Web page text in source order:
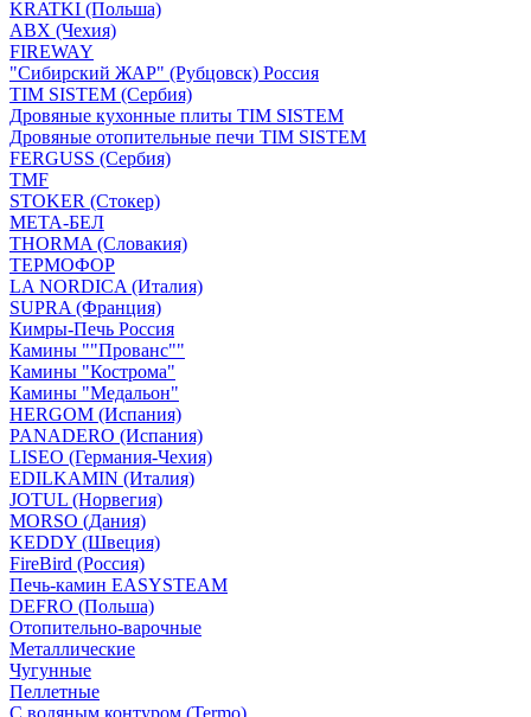
KRATKI (Польша)
ABX (Чехия)
FIREWAY
"Сибирский ЖАР" (Рубцовск) Россия
TIM SISTEM (Сербия)
Дровяные кухонные плиты TIM SISTEM
Дровяные отопительные печи TIM SISTEM
FERGUSS (Сербия)
TMF
STOKER (Стокер)
МЕТА-БЕЛ
THORMA (Словакия)
ТЕРМОФОР
LA NORDICA (Италия)
SUPRA (Франция)
Кимры-Печь Россия
Камины ""Прованс""
Камины "Кострома"
Камины "Медальон"
HERGOM (Испания)
PANADERO (Испания)
LISEO (Германия-Чехия)
EDILKAMIN (Италия)
JOTUL (Норвегия)
MORSO (Дания)
KEDDY (Швеция)
FireBird (Россия)
Печь-камин EASYSTEAM
DEFRO (Польша)
Отопительно-варочные
Металлические
Чугунные
Пеллетные
С водяным контуром (Termo)